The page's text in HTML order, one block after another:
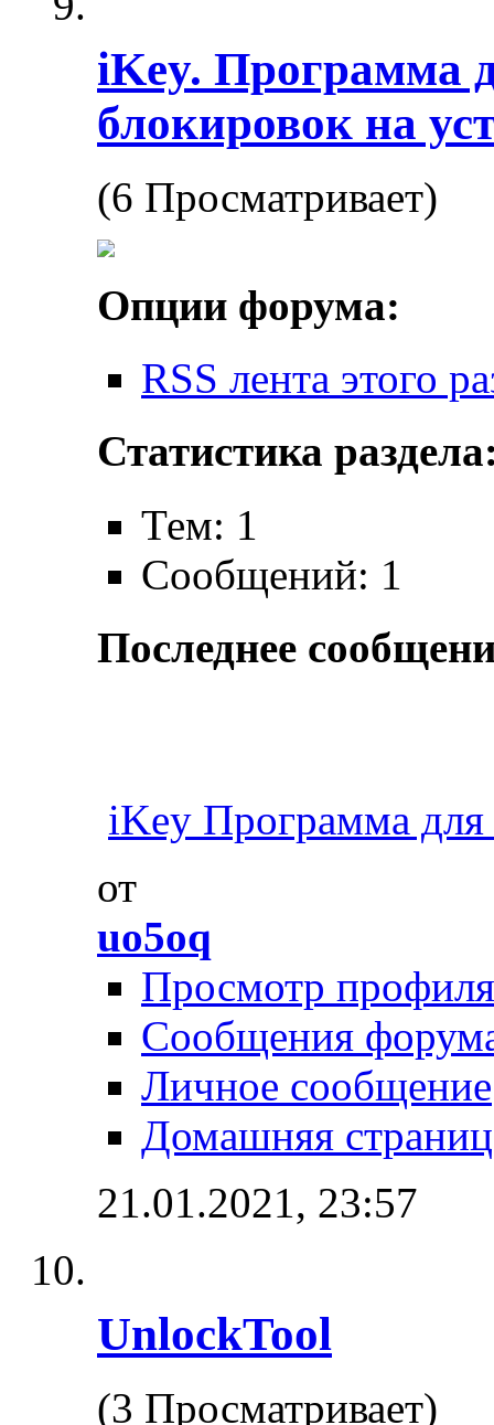
iKey. Программа
блокировок на
(6 Просматривает)
Опции форума:
RSS лента этого
Статистика
Тем: 1
Сообщений: 1
Последнее
iKey Программа
от
uo5oq
Просмотр профиля
Сообщения
Личное сообщение
Домашняя
21.01.2021, 23:57
UnlockTool
(3 Просматривает)